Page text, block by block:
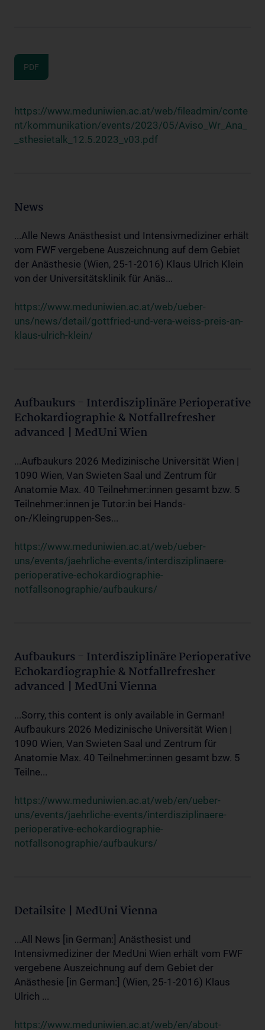
PDF
https://www.meduniwien.ac.at/web/fileadmin/conte
nt/kommunikation/events/2023/05/Aviso_Wr_Ana_
_sthesietalk_12.5.2023_v03.pdf
News
...Alle News Anästhesist und Intensivmediziner erhält
vom FWF vergebene Auszeichnung auf dem Gebiet
der Anästhesie (Wien, 25-1-2016) Klaus Ulrich Klein
von der Universitätsklinik für Anäs...
https://www.meduniwien.ac.at/web/ueber-
uns/news/detail/gottfried-und-vera-weiss-preis-an-
klaus-ulrich-klein/
Aufbaukurs - Interdisziplinäre Perioperative
Echokardiographie & Notfallrefresher
advanced | MedUni Wien
...Aufbaukurs 2026 Medizinische Universität Wien |
1090 Wien, Van Swieten Saal und Zentrum für
Anatomie Max. 40 Teilnehmer:innen gesamt bzw. 5
Teilnehmer:innen je Tutor:in bei Hands-
on-/Kleingruppen-Ses...
https://www.meduniwien.ac.at/web/ueber-
uns/events/jaehrliche-events/interdisziplinaere-
perioperative-echokardiographie-
notfallsonographie/aufbaukurs/
Aufbaukurs - Interdisziplinäre Perioperative
Echokardiographie & Notfallrefresher
advanced | MedUni Vienna
...Sorry, this content is only available in German!
Aufbaukurs 2026 Medizinische Universität Wien |
1090 Wien, Van Swieten Saal und Zentrum für
Anatomie Max. 40 Teilnehmer:innen gesamt bzw. 5
Teilne...
https://www.meduniwien.ac.at/web/en/ueber-
uns/events/jaehrliche-events/interdisziplinaere-
perioperative-echokardiographie-
notfallsonographie/aufbaukurs/
Detailsite | MedUni Vienna
...All News [in German:] Anästhesist und
Intensivmediziner der MedUni Wien erhält vom FWF
vergebene Auszeichnung auf dem Gebiet der
Anästhesie [in German:] (Wien, 25-1-2016) Klaus
Ulrich ...
https://www.meduniwien.ac.at/web/en/about-